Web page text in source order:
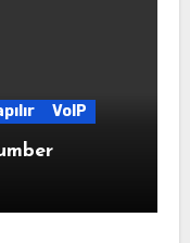
VoIP